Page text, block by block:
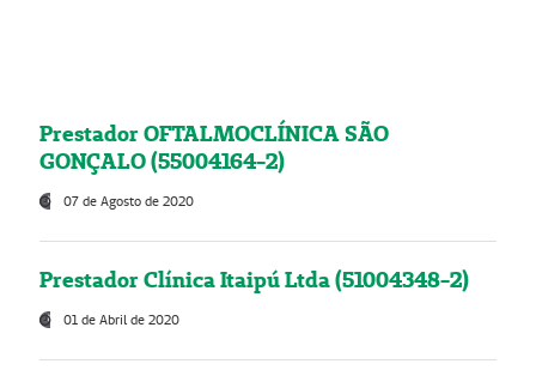
Prestador OFTALMOCLÍNICA SÃO
GONÇALO (55004164-2)
07 de Agosto de 2020
Prestador Clínica Itaipú Ltda (51004348-2)
01 de Abril de 2020